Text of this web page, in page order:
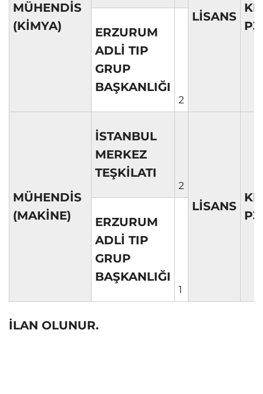
MÜHENDİS
(KİMYA)
LİSANS
P3
ERZURUM
ADLİ TIP
GRUP
BAŞKANLIĞI
2
MÜHENDİS
(MAKİNE)
İSTANBUL
MERKEZ
TEŞKİLATI
2
LİSANS
P3
ERZURUM
ADLİ TIP
GRUP
BAŞKANLIĞI
1
İLAN OLUNUR.